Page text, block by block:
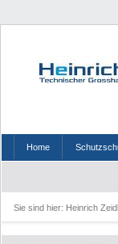
Home
Sie sind hier: Heinrich